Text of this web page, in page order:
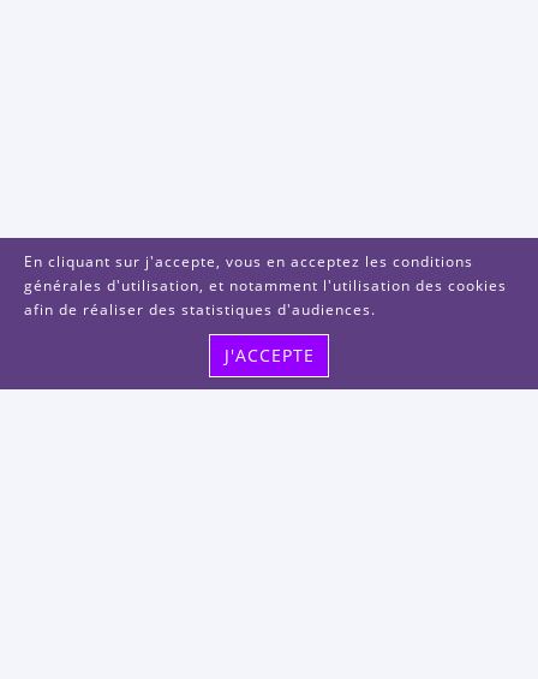
En cliquant sur j'accepte, vous en acceptez les conditions
générales d'utilisation, et notamment l'utilisation des cookies
afin de réaliser des statistiques d'audiences.
J'ACCEPTE